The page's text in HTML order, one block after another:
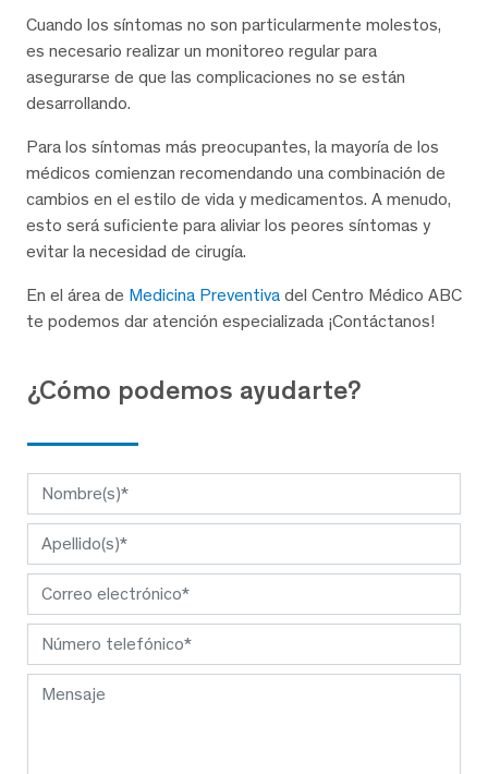
Cuando los síntomas no son particularmente molestos,
es necesario realizar un monitoreo regular para
asegurarse de que las complicaciones no se están
desarrollando.
Para los síntomas más preocupantes, la mayoría de los
médicos comienzan recomendando una combinación de
cambios en el estilo de vida y medicamentos. A menudo,
esto será suficiente para aliviar los peores síntomas y
evitar la necesidad de cirugía.
En el área de Medicina Preventiva del Centro Médico ABC
te podemos dar atención especializada ¡Contáctanos!
¿Cómo podemos ayudarte?